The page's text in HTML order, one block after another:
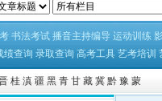
书法考试 播音主持编导 运动训练
绩查询 录取查询 高考工具 艺考培训
桂 滇 疆 黑 青 甘 藏 冀 黔 豫 蒙